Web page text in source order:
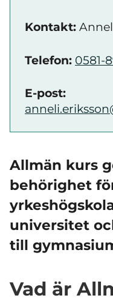
Kontakt:
Telefon: 0581-
E-post:
Allmän kurs
behörighet
universitet
till
Vad är